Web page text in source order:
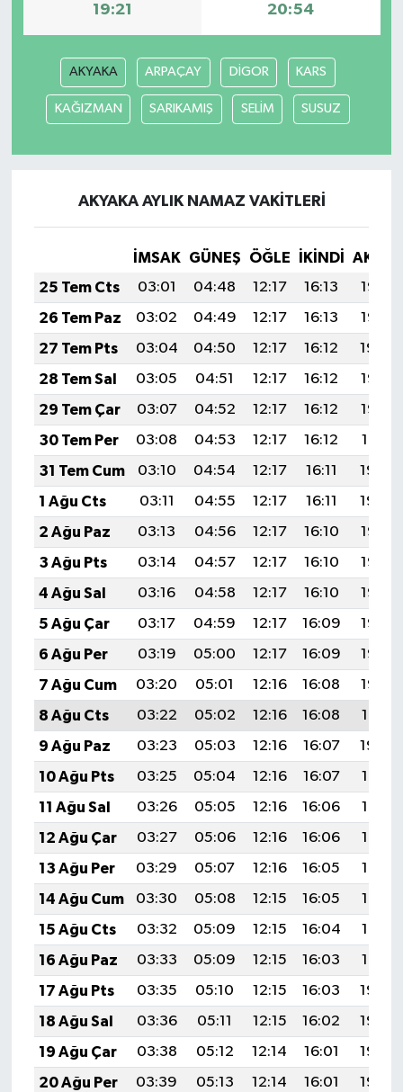
19:21 20:54
AKYAKA ARPAÇAY DİGOR KARS
KAĞIZMAN SARIKAMIŞ SELİM SUSUZ
AKYAKA AYLIK NAMAZ VAKITLERI
İMSAK GÜNEŞ ÖĞLE İKINDI
25 Tem Cts
03:01 04:48 12:17 16:13
19:36
26 Tem Paz
03:02 04:49 12:17 16:13
19:35
27 Tem Pts
03:04 04:50 12:17 16:12
19:34
28 Tem Sal
03:05 04:51 12:17 16:12
19:33
29 Tem Çar
03:07 04:52 12:17 16:12
19:32
30 Tem Per
03:08 04:53 12:17 16:12
19:31
31 Tem Cum
03:10 04:54 12:17 16:11
19:30
1 Ağu Cts
03:11 04:55 12:17 16:11
19:29
2 Ağu Paz
03:13 04:56 12:17 16:10
19:28
3 Ağu Pts
03:14 04:57 12:17 16:10
19:27
4 Ağu Sal
03:16 04:58 12:17 16:10
19:26
5 Ağu Çar
03:17 04:59 12:17 16:09
19:25
6 Ağu Per
03:19 05:00 12:17 16:09
19:23
7 Ağu Cum
03:20 05:01 12:16 16:08
19:22
8 Ağu Cts
03:22 05:02 12:16 16:08
19:21
9 Ağu Paz
03:23 05:03 12:16 16:07
19:20
10 Ağu Pts
03:25 05:04 12:16 16:07
19:18
11 Ağu Sal
03:26 05:05 12:16 16:06
19:17
12 Ağu Çar
03:27 05:06 12:16 16:06
19:16
13 Ağu Per
03:29 05:07 12:16 16:05
19:15
14 Ağu Cum
03:30 05:08 12:15 16:05
19:13
15 Ağu Cts
03:32 05:09 12:15 16:04
19:12
16 Ağu Paz
03:33 05:09 12:15 16:03
19:10
17 Ağu Pts
03:35 05:10 12:15 16:03
19:09
18 Ağu Sal
03:36 05:11 12:15 16:02
19:08
19 Ağu Çar
03:38 05:12 12:14 16:01
19:06
20 Ağu Per
03:39 05:13 12:14 16:01
19:05
Seri İlan
Sonsöz Özel
Vasıta
Yaşam